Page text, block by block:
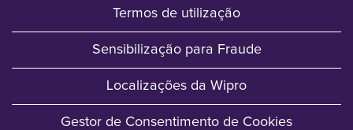
Termos de utilização
Sensibilização para Fraude
Localizações da Wipro
Gestor de Consentimento de Cookies